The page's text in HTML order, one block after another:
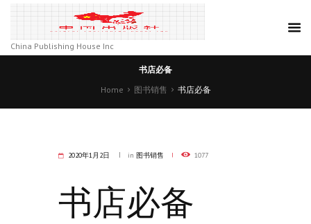
China Publishing House Inc
书店必备
Home
图书销售 书店必备
2020年1月2日 in 图书销售 1077
书店必备